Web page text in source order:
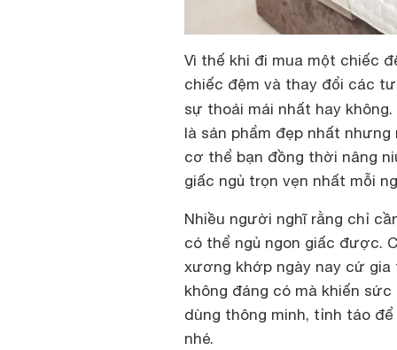
Vì thế khi đi mua một chiếc
chiếc đệm và thay đổi các
sự thoải mái nhất hay
là sản phẩm đẹp nhất
cơ thể bạn đồng thời nâng
giấc ngủ trọn vẹn nhất mỗi
Nhiều người nghĩ rằng chỉ
có thể ngủ ngon giấc được.
xương khớp ngày nay cứ
không đáng có mà khiến
dùng thông minh, tỉnh táo
nhé.